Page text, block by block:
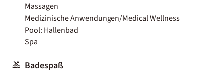
Massagen
Medizinische Anwendungen/Medical Wellness
Pool: Hallenbad
Spa
Badespaß